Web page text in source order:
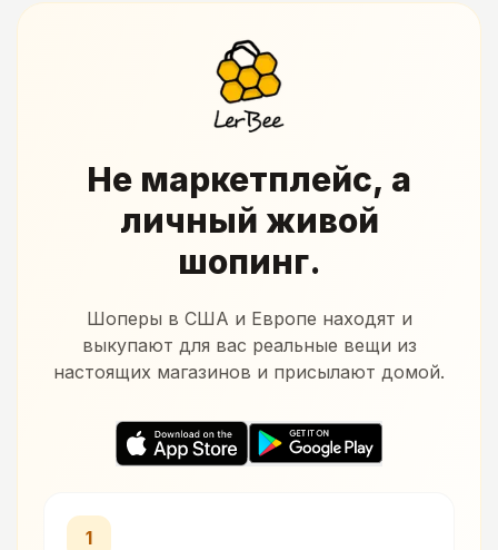
Не маркетплейс, а
личный живой
шопинг.
Шоперы в США и Европе находят и
выкупают для вас реальные вещи из
настоящих магазинов и присылают домой.
1